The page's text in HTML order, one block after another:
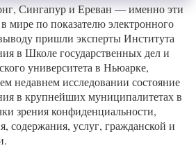
Сингапур и Ереван — именно эти
мире по показателю электронного
пришли эксперты Института
в Школе государственных дел и
университета в Ньюарке,
недавнем исследовании состояние
в крупнейших муниципалитетах в
зрения конфиденциальности,
содержания, услуг, гражданской и